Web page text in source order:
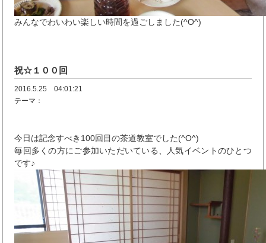
みんなでわいわい楽しい時間を過ごしました(^O^)
祝☆１００回
2016.5.25 04:01:21
テーマ：
今日は記念すべき100回目の茶道教室でした(^O^)
毎回多くの方にご参加いただいている、人気イベントのひとつ
です♪